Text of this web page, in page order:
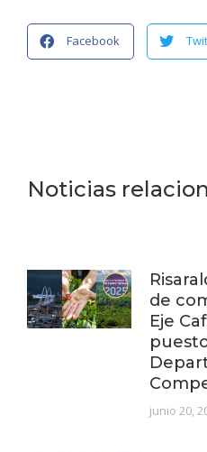
Facebook
Noticias
de
Eje
junio 20,